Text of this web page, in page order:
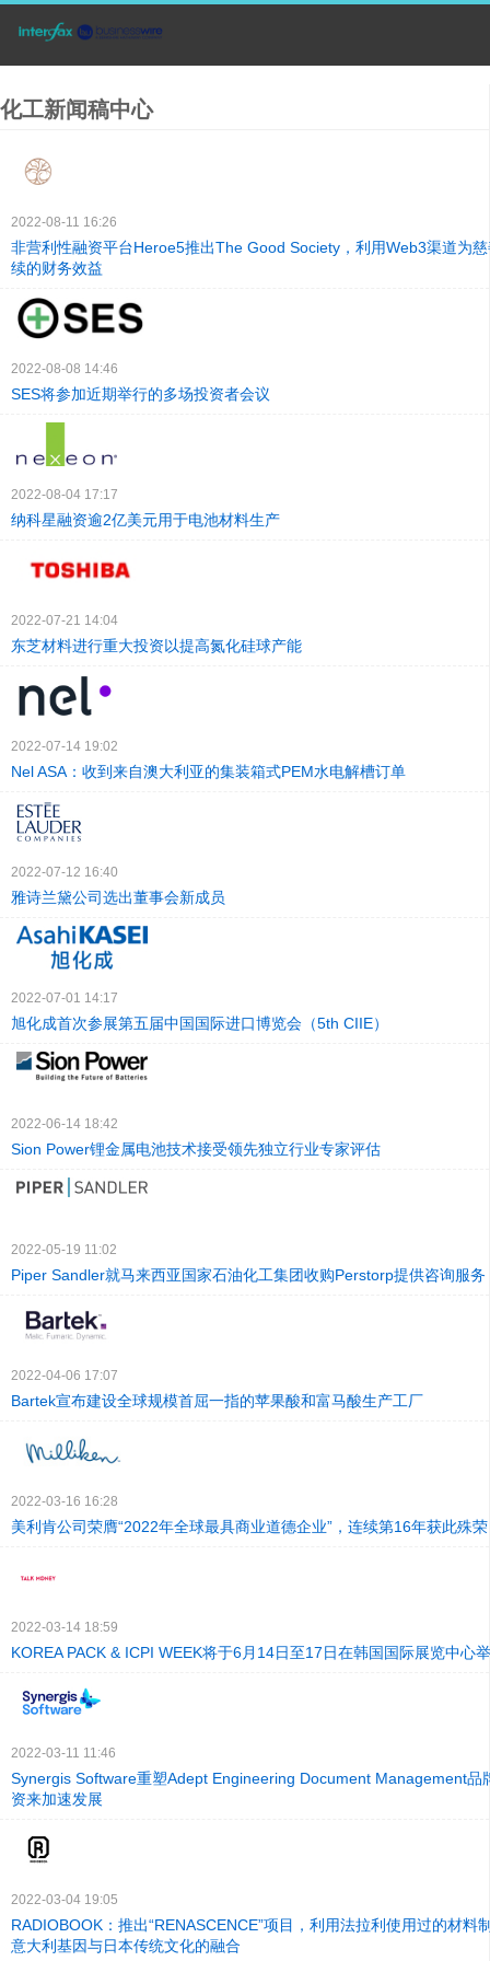
化工新闻稿中心
2022-08-11 16:26
非营利性融资平台Heroe5推出The Good Society，利用Web3渠道为
续的财务效益
2022-08-08 14:46
SES将参加近期举行的多场投资者会议
2022-08-04 17:17
纳科星融资逾2亿美元用于电池材料生产
2022-07-21 14:04
东芝材料进行重大投资以提高氮化硅球产能
2022-07-14 19:02
Nel ASA：收到来自澳大利亚的集装箱式PEM水电解槽订单
2022-07-12 16:40
雅诗兰黛公司选出董事会新成员
2022-07-01 14:17
旭化成首次参展第五届中国国际进口博览会（5th CIIE）
2022-06-14 18:42
Sion Power锂金属电池技术接受领先独立行业专家评估
2022-05-19 11:02
Piper Sandler就马来西亚国家石油化工集团收购Perstorp提供咨询服务
2022-04-06 17:07
Bartek宣布建设全球规模首屈一指的苹果酸和富马酸生产工厂
2022-03-16 16:28
美利肯公司荣膺“2022年全球最具商业道德企业”，连续第16年获此殊荣
2022-03-14 18:59
KOREA PACK & ICPI WEEK将于6月14日至17日在韩国国际展览中心
2022-03-11 11:46
Synergis Software重塑Adept Engineering Document Management品
资来加速发展
2022-03-04 19:05
RADIOBOOK：推出“RENASCENCE”项目，利用法拉利使用过的材料
意大利基因与日本传统文化的融合